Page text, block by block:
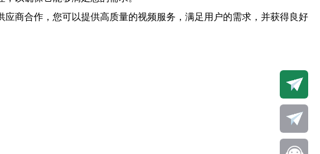
商合作，您可以提供高质量的视频服务，满足用户的需求，并获得良好